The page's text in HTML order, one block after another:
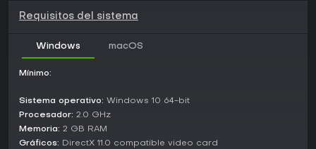
Requisitos del sistema
Windows macOS
Mínimo:
Sistema operativo: Windows 10 64-bit
Procesador: 2.0 GHz
Memoria: 2 GB RAM
Gráficos: DirectX 11.0 compatible video card